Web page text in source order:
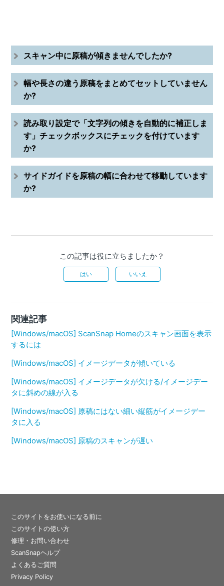
スキャン中に原稿が傾きませんでしたか?
幅や長さの違う原稿をまとめてセットしていません
か?
読み取り設定で「文字列の傾きを自動的に補正しま
す」チェックボックスにチェックを付けています
か?
サイドガイドを原稿の幅に合わせて移動しています
か?
この記事は役に立ちましたか？
はい いいえ
関連記事
[Windows/macOS] ScanSnap Homeのスキャン画面を表示
するには
[Windows/macOS] イメージデータが傾いている
[Windows/macOS] イメージデータが欠ける/イメージデー
タに斜めの線が入る
[Windows/macOS] 原稿にはない細い縦筋がイメージデー
タに入る
[Windows/macOS] 原稿のスキャンが遅い
このサイトをお使いになる前に
このサイトの使い方
修理・お問い合わせ
ScanSnapヘルプ
よくあるご質問
Privacy Policy